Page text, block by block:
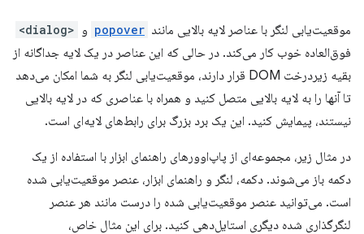
موقعیت‌یابی لنگر با عناصر لایه بالایی مانند popover و <dialog>
فوق‌العاده خوب کار می‌کند. در حالی که این عناصر در یک لایه جداگانه از
بقیه زیردرخت DOM قرار دارند، موقعیت‌یابی لنگر به شما امکان می‌دهد
تا آنها را به لایه بالایی متصل کنید و همراه با عناصری که در لایه بالایی
نیستند، پیمایش کنید. این یک برد بزرگ برای رابط‌های لایه‌ای است.
در مثال زیر، مجموعه‌ای از پاپ‌اوورهای راهنمای ابزار با استفاده از یک
دکمه باز می‌شوند. دکمه، لنگر و راهنمای ابزار، عنصر موقعیت‌یابی شده
است. می‌توانید عنصر موقعیت‌یابی شده را درست مانند هر عنصر
لنگرگذاری شده دیگری استایل‌دهی کنید. برای این مثال خاص،